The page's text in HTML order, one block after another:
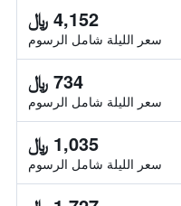
4,152 ﷼
سعر الليلة شامل الرسوم
734 ﷼
سعر الليلة شامل الرسوم
1,035 ﷼
سعر الليلة شامل الرسوم